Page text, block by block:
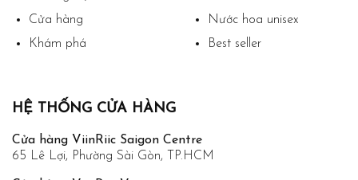
Cửa hàng
Khám phá
Nước hoa unisex
Best seller
HỆ THỐNG CỬA HÀNG
Cửa hàng ViinRiic Saigon Centre
65 Lê Lợi, Phường Sài Gòn, TP.HCM